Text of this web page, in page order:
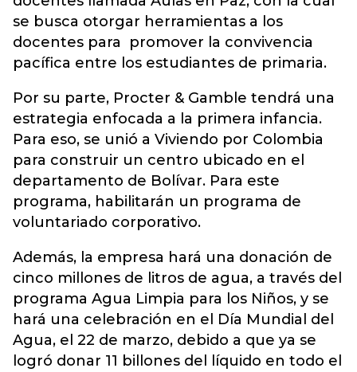
se busca otorgar herramientas a los
docentes para promover la convivencia
pacífica entre los estudiantes de primaria.
Por su parte, Procter & Gamble tendrá una
estrategia enfocada a la primera infancia.
Para eso, se unió a Viviendo por Colombia
para construir un centro ubicado en el
departamento de Bolívar. Para este
programa, habilitarán un programa de
voluntariado corporativo.
Además, la empresa hará una donación de
cinco millones de litros de agua, a través del
programa Agua Limpia para los Niños, y se
hará una celebración en el Día Mundial del
Agua, el 22 de marzo, debido a que ya se
logró donar 11 billones del líquido en todo el